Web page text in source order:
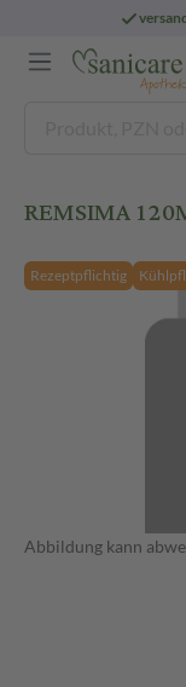
REMSIMA
Rezeptpflichtig
Abbildung kann